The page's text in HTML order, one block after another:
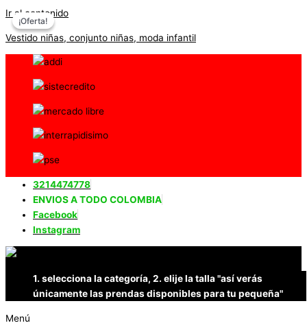
Ir al contenido
Vestido niñas, conjunto niñas, moda infantil
3214474778
ENVIOS A TODO COLOMBIA
Facebook
Instagram
1. selecciona la categoría, 2. elije la talla "así verás
únicamente las prendas disponibles para tu pequeña"
Menú
¡Oferta!
¡Oferta!